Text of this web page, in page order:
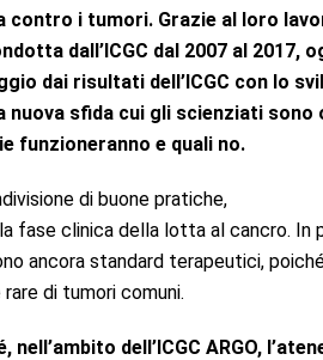
contro i tumori. Grazie al loro
dall’ICGC dal 2007 al 2017,
dai risultati dell’ICGC con lo
nuova sfida cui gli scienziati
funzioneranno e quali no.
di buone pratiche,
fase clinica della lotta al cancro. In
ancora standard terapeutici,
di tumori comuni.
dell’ICGC ARGO,